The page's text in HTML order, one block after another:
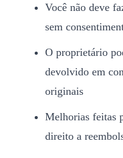
Você não deve
sem
O proprietário
devolvido em
originais
Melhorias feitas
direito a